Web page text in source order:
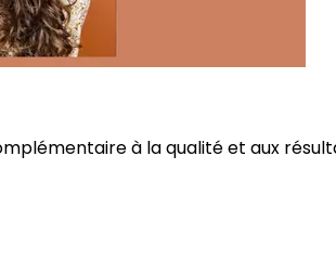
à la qualité et aux